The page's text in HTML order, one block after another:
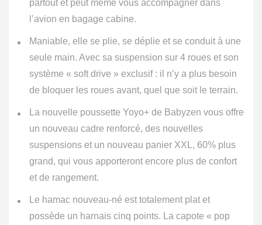
partout et peut même vous accompagner dans
l’avion en bagage cabine.
Maniable, elle se plie, se déplie et se conduit à une
seule main. Avec sa suspension sur 4 roues et son
système « soft drive » exclusif : il n’y a plus besoin
de bloquer les roues avant, quel que soit le terrain.
La nouvelle poussette Yoyo+ de Babyzen vous offre
un nouveau cadre renforcé, des nouvelles
suspensions et un nouveau panier XXL, 60% plus
grand, qui vous apporteront encore plus de confort
et de rangement.
Le hamac nouveau-né est totalement plat et
possède un harnais cinq points. La capote « pop